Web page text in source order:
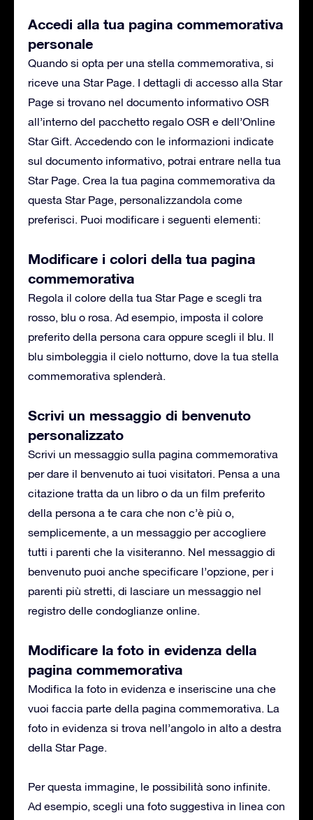
Accedi alla tua pagina commemorativa
personale
Quando si opta per una stella commemorativa, si
riceve una Star Page. I dettagli di accesso alla Star
Page si trovano nel documento informativo OSR
all’interno del pacchetto regalo OSR e dell’Online
Star Gift. Accedendo con le informazioni indicate
sul documento informativo, potrai entrare nella tua
Star Page. Crea la tua pagina commemorativa da
questa Star Page, personalizzandola come
preferisci. Puoi modificare i seguenti elementi:
Modificare i colori della tua pagina
commemorativa
Regola il colore della tua Star Page e scegli tra
rosso, blu o rosa. Ad esempio, imposta il colore
preferito della persona cara oppure scegli il blu. Il
blu simboleggia il cielo notturno, dove la tua stella
commemorativa splenderà.
Scrivi un messaggio di benvenuto
personalizzato
Scrivi un messaggio sulla pagina commemorativa
per dare il benvenuto ai tuoi visitatori. Pensa a una
citazione tratta da un libro o da un film preferito
della persona a te cara che non c’è più o,
semplicemente, a un messaggio per accogliere
tutti i parenti che la visiteranno. Nel messaggio di
benvenuto puoi anche specificare l’opzione, per i
parenti più stretti, di lasciare un messaggio nel
registro delle condoglianze online.
Modificare la foto in evidenza della
pagina commemorativa
Modifica la foto in evidenza e inseriscine una che
vuoi faccia parte della pagina commemorativa. La
foto in evidenza si trova nell’angolo in alto a destra
della Star Page.
Per questa immagine, le possibilità sono infinite.
Ad esempio, scegli una foto suggestiva in linea con